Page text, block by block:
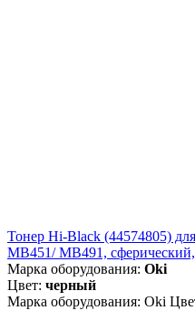
Тонер Hi-Black (44574805)
MB451/ MB491,
Марка оборудования: Oki
Цвет: черный
Марка оборудования: Oki